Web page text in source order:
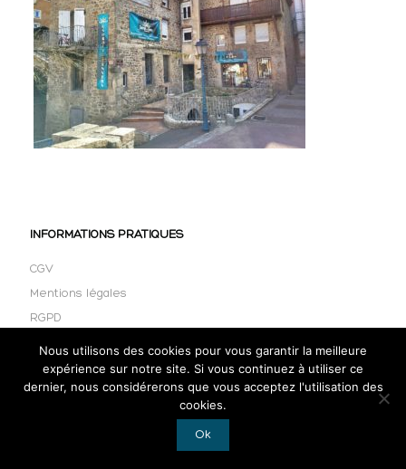
INFORMATIONS PRATIQUES
CGV
Mentions légales
RGPD
Nous utilisons des cookies pour vous garantir la meilleure
expérience sur notre site. Si vous continuez à utiliser ce
dernier, nous considérerons que vous acceptez l'utilisation des
cookies.
Ok